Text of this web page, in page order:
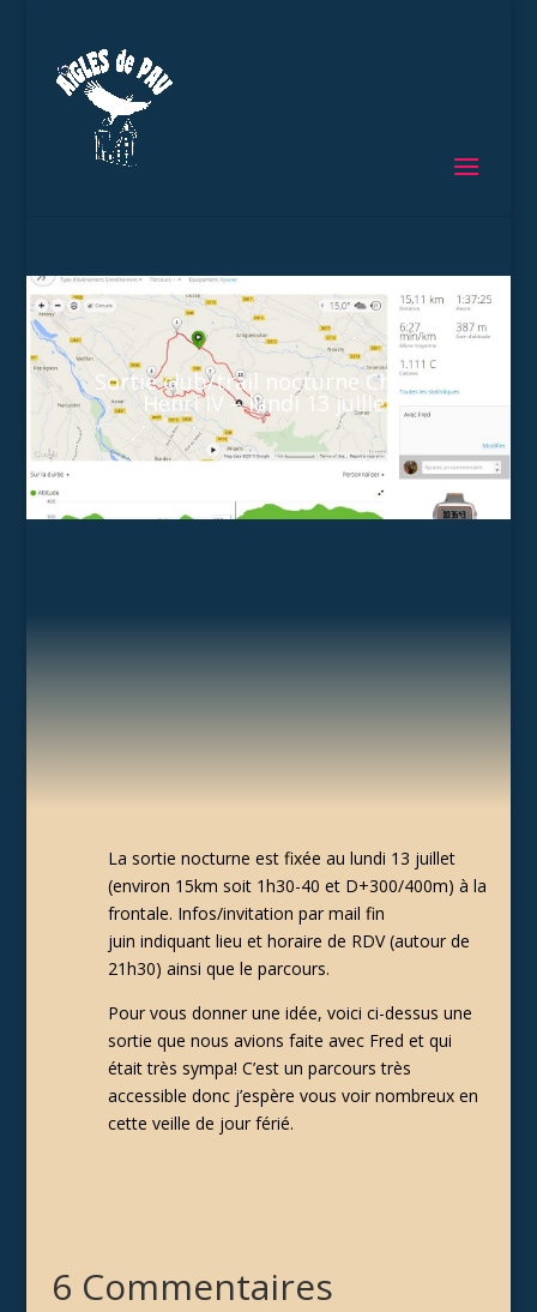
Sortie club/trail nocturne Chemin
Henri IV – lundi 13 juillet
La sortie nocturne est fixée au lundi 13 juillet
(environ 15km soit 1h30-40 et D+300/400m) à la
frontale. Infos/invitation par mail fin
juin indiquant lieu et horaire de RDV (autour de
21h30) ainsi que le parcours.
Pour vous donner une idée, voici ci-dessus une
sortie que nous avions faite avec Fred et qui
était très sympa! C’est un parcours très
accessible donc j’espère vous voir nombreux en
cette veille de jour férié.
6 Commentaires